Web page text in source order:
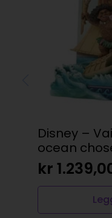
Disney –
ocean
kr